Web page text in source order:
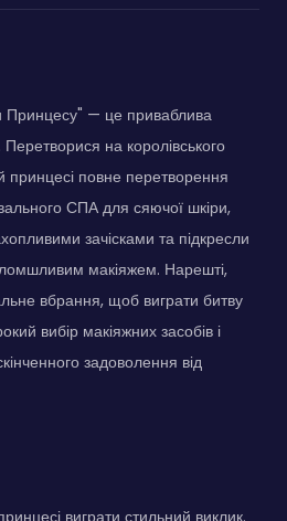
— це приваблива
Перетворися на королівського
принцесі повне перетворення
СПА для сяючої шкіри,
зачісками та підкресли
макіяжем. Нарешті,
вбрання, щоб виграти битву
вибір макіяжних засобів і
задоволення від
виграти стильний виклик.